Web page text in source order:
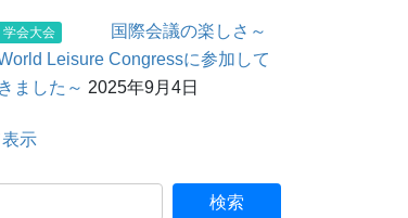
学会大会
国際会議の楽しさ～
Leisure Congressに参加して
きました～ 2025年9月4日
示